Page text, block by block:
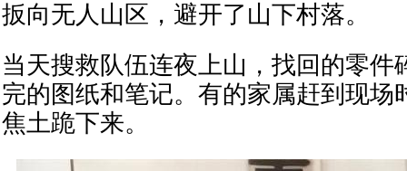
扳向无人山区，避开了山下村落。
当天搜救队伍连夜上山，找回的零件
完的图纸和笔记。有的家属赶到现场
焦土跪下来。